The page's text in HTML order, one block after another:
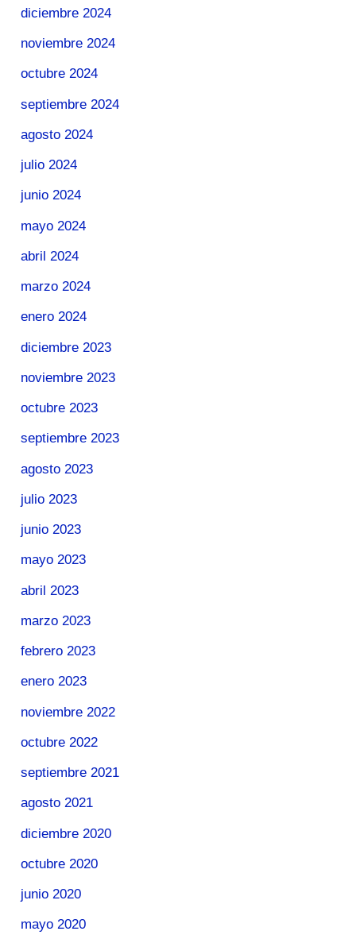
diciembre 2024
noviembre 2024
octubre 2024
septiembre 2024
agosto 2024
julio 2024
junio 2024
mayo 2024
abril 2024
marzo 2024
enero 2024
diciembre 2023
noviembre 2023
octubre 2023
septiembre 2023
agosto 2023
julio 2023
junio 2023
mayo 2023
abril 2023
marzo 2023
febrero 2023
enero 2023
noviembre 2022
octubre 2022
septiembre 2021
agosto 2021
diciembre 2020
octubre 2020
junio 2020
mayo 2020